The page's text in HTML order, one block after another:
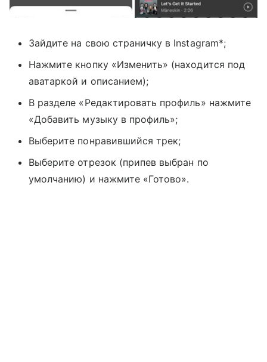
Зайдите на свою страничку в Instagram*;
Нажмите кнопку «Изменить» (находится под
аватаркой и описанием);
В разделе «Редактировать профиль» нажмите
«Добавить музыку в профиль»;
Выберите понравившийся трек;
Выберите отрезок (припев выбран по
умолчанию) и нажмите «Готово».